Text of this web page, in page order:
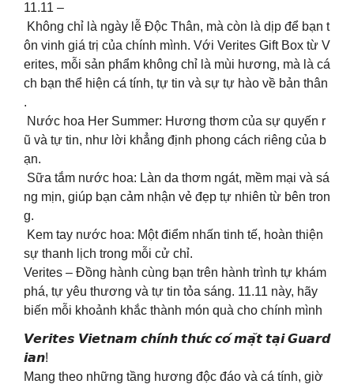
11.11 –
Không chỉ là ngày lễ Độc Thân, mà còn là dịp để bạn t
ôn vinh giá trị của chính mình. Với Verites Gift Box từ V
erites, mỗi sản phẩm không chỉ là mùi hương, mà là cá
ch bạn thể hiện cá tính, tự tin và sự tự hào về bản thân
.
Nước hoa Her Summer: Hương thơm của sự quyến r
ũ và tự tin, như lời khẳng định phong cách riêng của b
ạn.
Sữa tắm nước hoa: Làn da thơm ngát, mềm mại và sá
ng mịn, giúp bạn cảm nhận vẻ đẹp tự nhiên từ bên tron
g.
Kem tay nước hoa: Một điểm nhấn tinh tế, hoàn thiện
sự thanh lịch trong mỗi cử chỉ.
Verites – Đồng hành cùng bạn trên hành trình tự khám
phá, tự yêu thương và tự tin tỏa sáng. 11.11 này, hãy
biến mỗi khoảnh khắc thành món quà cho chính mình
𝙑𝙚𝙧𝙞𝙩𝙚𝙨 𝙑𝙞𝙚𝙩𝙣𝙖𝙢 𝙘𝙝𝙞́𝙣𝙝 𝙩𝙝𝙪̛́𝙘 𝙘𝙤́ 𝙢𝙖̣̆𝙩 𝙩𝙖̣𝙞 𝙂𝙪𝙖𝙧𝙙
𝙞𝙖𝙣!
Mang theo những tầng hương độc đáo và cá tính, giờ